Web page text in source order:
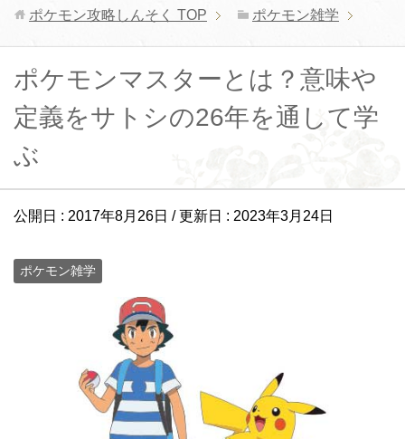
ポケモン攻略しんそく TOP ポケモン雑学
ポケモンマスターとは？意味や
定義をサトシの26年を通して学
ぶ
公開日 : 2017年8月26日 / 更新日 : 2023年3月24日
ポケモン雑学